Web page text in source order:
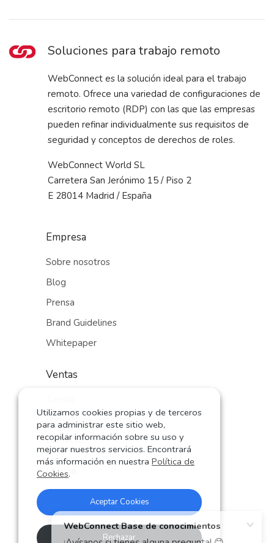
Soluciones para trabajo remoto
WebConnect es la solución ideal para el trabajo
remoto. Ofrece una variedad de configuraciones de
escritorio remoto (RDP) con las que las empresas
pueden refinar individualmente sus requisitos de
seguridad y conceptos de derechos de roles.
WebConnect World SL
Carretera San Jerónimo 15 / Piso 2
E 28014 Madrid / España
Empresa
Sobre nosotros
Blog
Prensa
Brand Guidelines
Whitepaper
Ventas
Convertirse en socio
Contacto
Idioma
Alemán
Inglés
Español
Utilizamos cookies propias y de terceros
para administrar este sitio web,
recopilar información sobre su uso y
mejorar nuestros servicios. Encontrará
más información en nuestra Política de
Cookies.
Aceptar Cookies
Rechazar